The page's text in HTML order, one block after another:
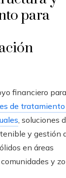
para
financiero
de tratamiento
, soluciones
y gestión
en áreas
y